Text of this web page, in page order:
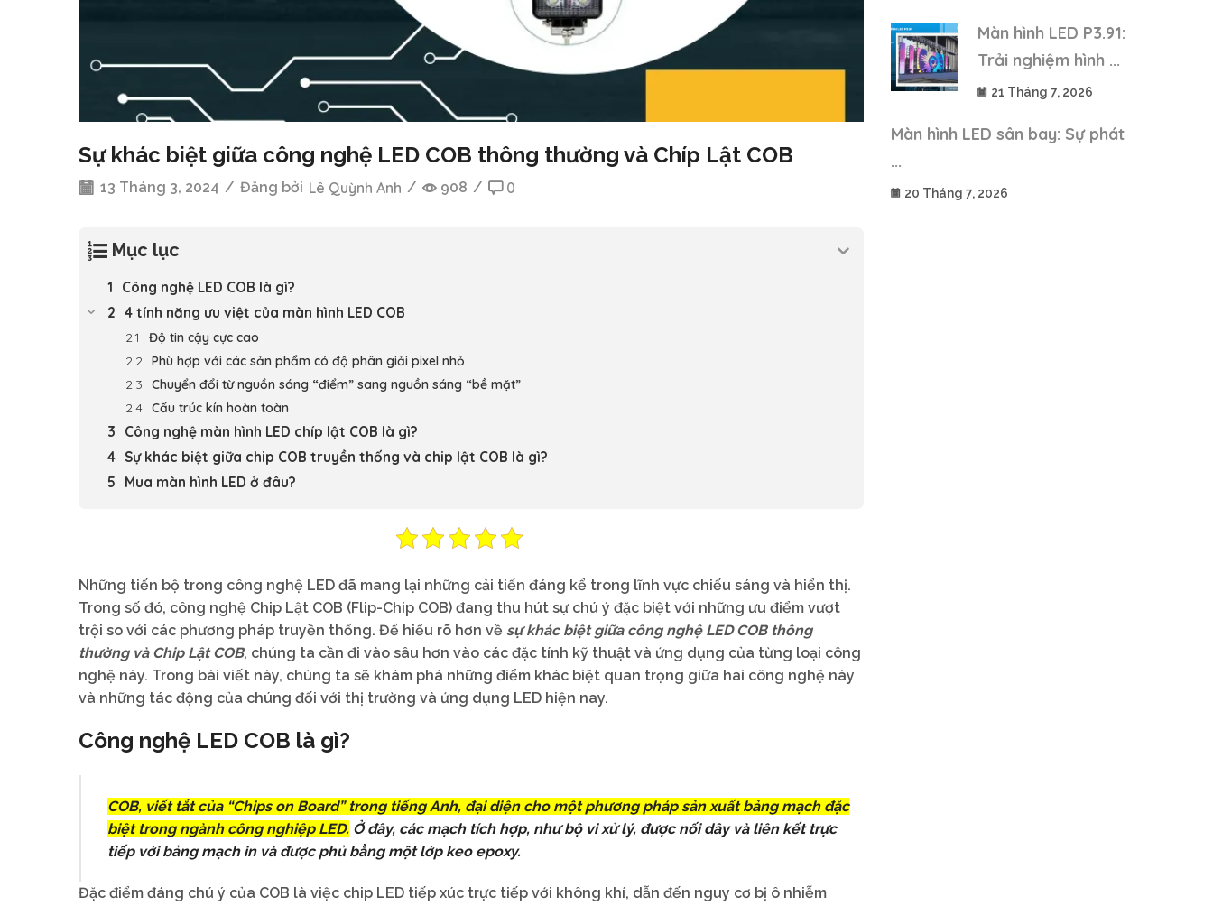
Sự khác biệt giữa công nghệ LED COB thông thường và Chíp Lật COB
13 Tháng 3, 2024 / Đăng bởi Lê Quỳnh Anh / 908 / 0
Mục lục
Công nghệ LED COB là gì?
4 tính năng ưu việt của màn hình LED COB
Độ tin cậy cực cao
Phù hợp với các sản phẩm có độ phân giải pixel nhỏ
Chuyển đổi từ nguồn sáng “điểm” sang nguồn sáng “bề mặt”
Cấu trúc kín hoàn toàn
Công nghệ màn hình LED chíp lật COB là gì?
Sự khác biệt giữa chip COB truyền thống và chip lật COB là gì?
Mua màn hình LED ở đâu?
Những tiến bộ trong công nghệ LED đã mang lại những cải tiến đáng kể trong lĩnh vực chiếu sáng và hiển thị.
Trong số đó, công nghệ Chip Lật COB (Flip-Chip COB) đang thu hút sự chú ý đặc biệt với những ưu điểm vượt
trội so với các phương pháp truyền thống. Để hiểu rõ hơn về sự khác biệt giữa công nghệ LED COB thông
thường và Chip Lật COB, chúng ta cần đi vào sâu hơn vào các đặc tính kỹ thuật và ứng dụng của từng loại công
nghệ này. Trong bài viết này, chúng ta sẽ khám phá những điểm khác biệt quan trọng giữa hai công nghệ này
và những tác động của chúng đối với thị trường và ứng dụng LED hiện nay.
Công nghệ LED COB là gì?
COB, viết tắt của “Chips on Board” trong tiếng Anh, đại diện cho một phương pháp sản xuất bảng mạch đặc
biệt trong ngành công nghiệp LED. Ở đây, các mạch tích hợp, như bộ vi xử lý, được nối dây và liên kết trực
tiếp với bảng mạch in và được phủ bằng một lớp keo epoxy.
Đặc điểm đáng chú ý của COB là việc chip LED tiếp xúc trực tiếp với không khí, dẫn đến nguy cơ bị ô nhiễm
Màn hình LED P3.91:
Trải nghiệm hình ...
21 Tháng 7, 2026
Màn hình LED sân bay: Sự phát
...
20 Tháng 7, 2026